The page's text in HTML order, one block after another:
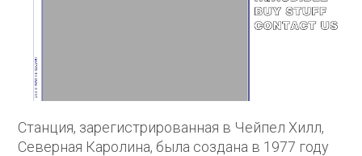
Станция, зарегистрированная в Чейпел Хилл,
Северная Каролина, была создана в 1977 году